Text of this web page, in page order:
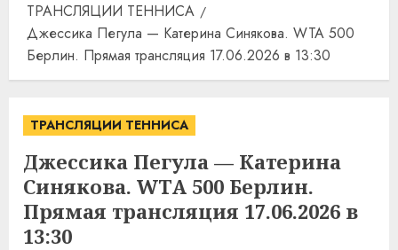
ТРАНСЛЯЦИИ ТЕННИСА
Джессика Пегула — Катерина Синякова. WTA 500
Берлин. Прямая трансляция 17.06.2026 в 13:30
ТРАНСЛЯЦИИ ТЕННИСА
Джессика Пегула — Катерина
Синякова. WTA 500 Берлин.
Прямая трансляция 17.06.2026 в
13:30